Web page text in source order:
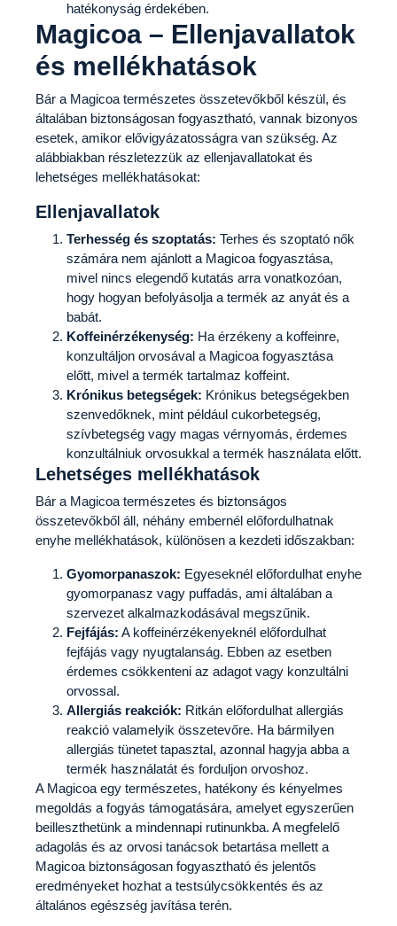
hatékonyság érdekében.
Magicoa – Ellenjavallatok
és mellékhatások
Bár a Magicoa természetes összetevőkből készül, és
általában biztonságosan fogyasztható, vannak bizonyos
esetek, amikor elővigyázatosságra van szükség. Az
alábbiakban részletezzük az ellenjavallatokat és
lehetséges mellékhatásokat:
Ellenjavallatok
Terhesség és szoptatás: Terhes és szoptató nők
számára nem ajánlott a Magicoa fogyasztása,
mivel nincs elegendő kutatás arra vonatkozóan,
hogy hogyan befolyásolja a termék az anyát és a
babát.
Koffeinérzékenység: Ha érzékeny a koffeinre,
konzultáljon orvosával a Magicoa fogyasztása
előtt, mivel a termék tartalmaz koffeint.
Krónikus betegségek: Krónikus betegségekben
szenvedőknek, mint például cukorbetegség,
szívbetegség vagy magas vérnyomás, érdemes
konzultálniuk orvosukkal a termék használata előtt.
Lehetséges mellékhatások
Bár a Magicoa természetes és biztonságos
összetevőkből áll, néhány embernél előfordulhatnak
enyhe mellékhatások, különösen a kezdeti időszakban:
Gyomorpanaszok: Egyeseknél előfordulhat enyhe
gyomorpanasz vagy puffadás, ami általában a
szervezet alkalmazkodásával megszűnik.
Fejfájás: A koffeinérzékenyeknél előfordulhat
fejfájás vagy nyugtalanság. Ebben az esetben
érdemes csökkenteni az adagot vagy konzultálni
orvossal.
Allergiás reakciók: Ritkán előfordulhat allergiás
reakció valamelyik összetevőre. Ha bármilyen
allergiás tünetet tapasztal, azonnal hagyja abba a
termék használatát és forduljon orvoshoz.
A Magicoa egy természetes, hatékony és kényelmes
megoldás a fogyás támogatására, amelyet egyszerűen
beilleszthetünk a mindennapi rutinunkba. A megfelelő
adagolás és az orvosi tanácsok betartása mellett a
Magicoa biztonságosan fogyasztható és jelentős
eredményeket hozhat a testsúlycsökkentés és az
általános egészség javítása terén.